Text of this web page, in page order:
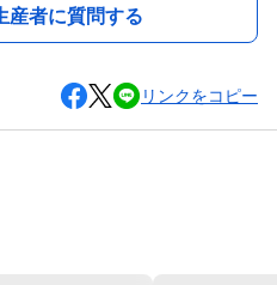
産者に質問する
リンクをコピー